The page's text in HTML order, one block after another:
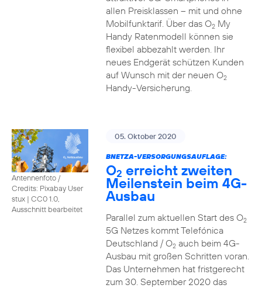
allen Preisklassen – mit und ohne
Mobilfunktarif. Über das O2My
Handy Ratenmodell können sie
flexibel abbezahlt werden. Ihr
neues Endgerät schützen Kunden
auf Wunsch mit der neuen O2
Handy-Versicherung.
Antennenfoto /
Credits: Pixabay User
stux | CC0 1.0,
Ausschnitt bearbeitet
05. Oktober 2020
BNETZA-VERSORGUNGSAUFLAGE:
O2 erreicht zweiten
Meilenstein beim 4G-
Ausbau
Parallel zum aktuellen Start des O2
5G Netzes kommt Telefónica
Deutschland / O2auch beim 4G-
Ausbau mit großen Schritten voran.
Das Unternehmen hat fristgerecht
zum 30. September 2020 das